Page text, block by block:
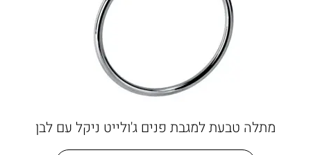
מתלה טבעת למגבת פנים ג'ולייט ניקל עם לבן